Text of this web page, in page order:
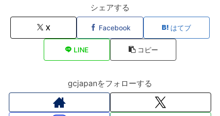
シェアする
X Facebook はてブ
LINE コピー
gcjapanをフォローする